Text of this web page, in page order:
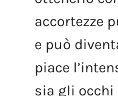
accortezze
e può
piace
sia gli occhi